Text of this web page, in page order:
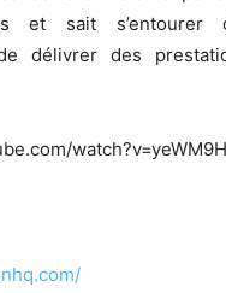
et sait s’entourer
délivrer des